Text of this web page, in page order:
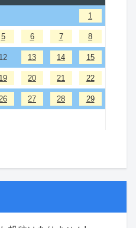
1
5 6 7 8
12 13 14 15
19 20 21 22
26 27 28 29